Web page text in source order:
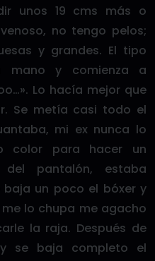
unos 19 cms más o
no tengo pelos;
y grandes. El tipo
y comienza a
Lo hacía mejor que
Se metía casi todo el
mi ex nunca lo
color para hacer un
pantalón, estaba
un poco el bóxer y
lo chupa me agacho
la raja. Después de
se baja completo el